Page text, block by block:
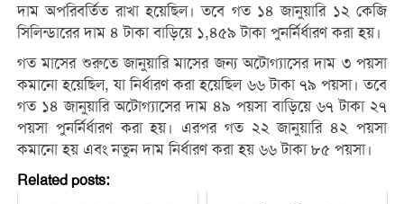
দাম অপরিবর্তিত রাখা হয়েছিল। তবে গত ১৪ জানুয়ারি ১২ কেজি
সিলিন্ডারের দাম ৪ টাকা বাড়িয়ে ১,৪৫৯ টাকা পুনর্নির্ধারণ করা হয়।
গত মাসের শুরুতে জানুয়ারি মাসের জন্য অটোগ্যাসের দাম ৩ পয়সা
কমানো হয়েছিল, যা নির্ধারণ করা হয়েছিল ৬৬ টাকা ৭৯ পয়সা। তবে
গত ১৪ জানুয়ারি অটোগ্যাসের দাম ৪৯ পয়সা বাড়িয়ে ৬৭ টাকা ২৭
পয়সা পুনর্নির্ধারণ করা হয়। এরপর গত ২২ জানুয়ারি ৪২ পয়সা
কমানো হয় এবং নতুন দাম নির্ধারণ করা হয় ৬৬ টাকা ৮৫ পয়সা।
Related posts: